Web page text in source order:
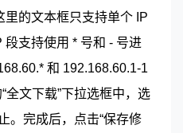
里的文本框只支持单个 IP
段支持使用 * 号和 - 号进
和 192.168.60.1-1
全文下载”下拉选框中，选
。完成后，点击“保存修